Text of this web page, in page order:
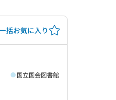
括お気に入り
国立国会図書館